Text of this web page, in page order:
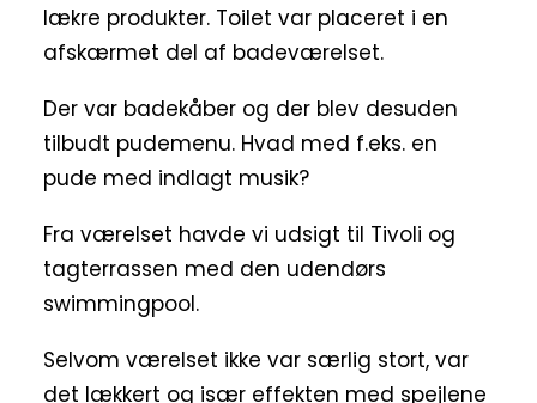
lækre produkter. Toilet var placeret i en
afskærmet del af badeværelset.
Der var badekåber og der blev desuden
tilbudt pudemenu. Hvad med f.eks. en
pude med indlagt musik?
Fra værelset havde vi udsigt til Tivoli og
tagterrassen med den udendørs
swimmingpool.
Selvom værelset ikke var særlig stort, var
det lækkert og især effekten med spejlene